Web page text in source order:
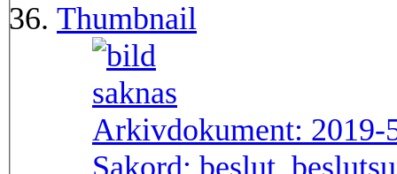
Thumbnail
Arkivdokument: 2019-